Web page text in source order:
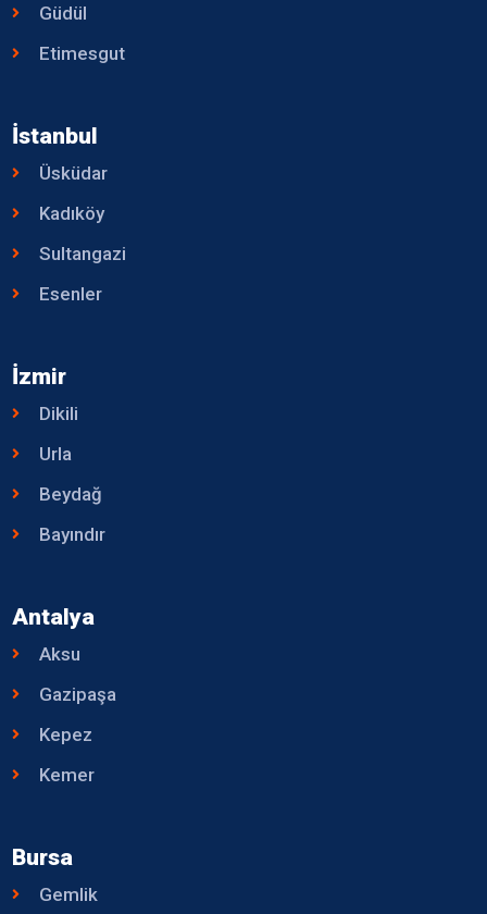
Güdül
Etimesgut
İstanbul
Üsküdar
Kadıköy
Sultangazi
Esenler
İzmir
Dikili
Urla
Beydağ
Bayındır
Antalya
Aksu
Gazipaşa
Kepez
Kemer
Bursa
Gemlik